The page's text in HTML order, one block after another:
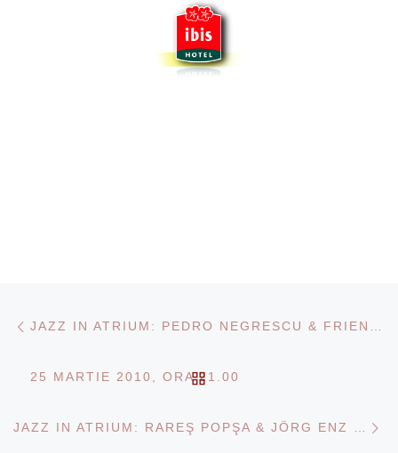
Navigare în articole
25 MARTIE 2010, ORA 21.00ÎNAPOI LA LISTA CU